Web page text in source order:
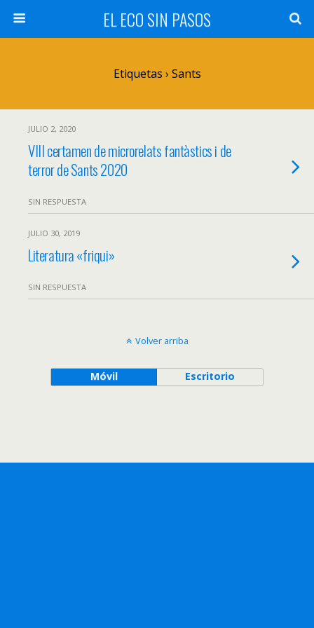
EL ECO SIN PASOS
Etiquetas › Sants
JULIO 2, 2020
VIII certamen de microrelats fantàstics i de
terror de Sants 2020
SIN RESPUESTA
JULIO 30, 2019
Literatura «friqui»
SIN RESPUESTA
Volver arriba
Móvil Escritorio